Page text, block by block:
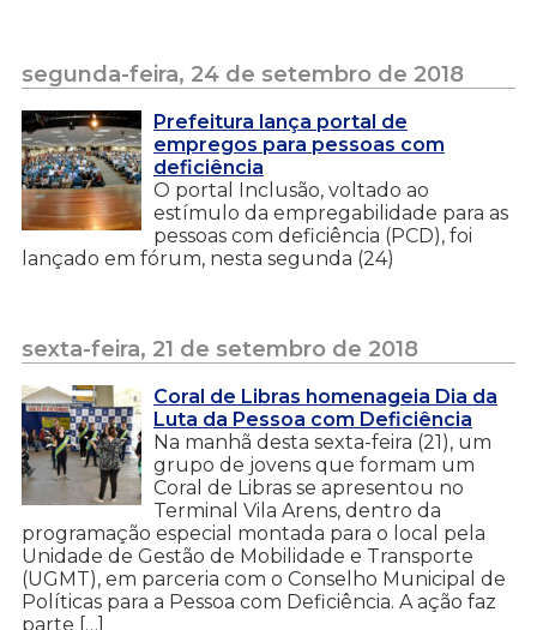
segunda-feira, 24 de setembro de 2018
Prefeitura lança portal de
empregos para pessoas com
deficiência
O portal Inclusão, voltado ao
estímulo da empregabilidade para as
pessoas com deficiência (PCD), foi
lançado em fórum, nesta segunda (24)
sexta-feira, 21 de setembro de 2018
Coral de Libras homenageia Dia da
Luta da Pessoa com Deficiência
Na manhã desta sexta-feira (21), um
grupo de jovens que formam um
Coral de Libras se apresentou no
Terminal Vila Arens, dentro da
programação especial montada para o local pela
Unidade de Gestão de Mobilidade e Transporte
(UGMT), em parceria com o Conselho Municipal de
Políticas para a Pessoa com Deficiência. A ação faz
parte […]